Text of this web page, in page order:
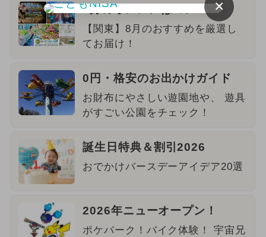
8月のオススメはコレ！
【関東】8月のおすすめを厳選し
てお届け！
0円・格安のお出かけガイド
お財布にやさしい遊園地や、 遊具
がすごい公園をチェック！
誕生日特典＆割引2026
おでかけバースデーアイデア20選
2026年ニューオープン！
ポケパーク！バイク体験！ 宇宙兄
×